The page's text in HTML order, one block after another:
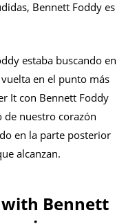
Bennett Foddy es
estaba buscando en
en el punto más
It con Bennett Foddy
de nuestro corazón
en la parte posterior
alcanzan.
Bennett